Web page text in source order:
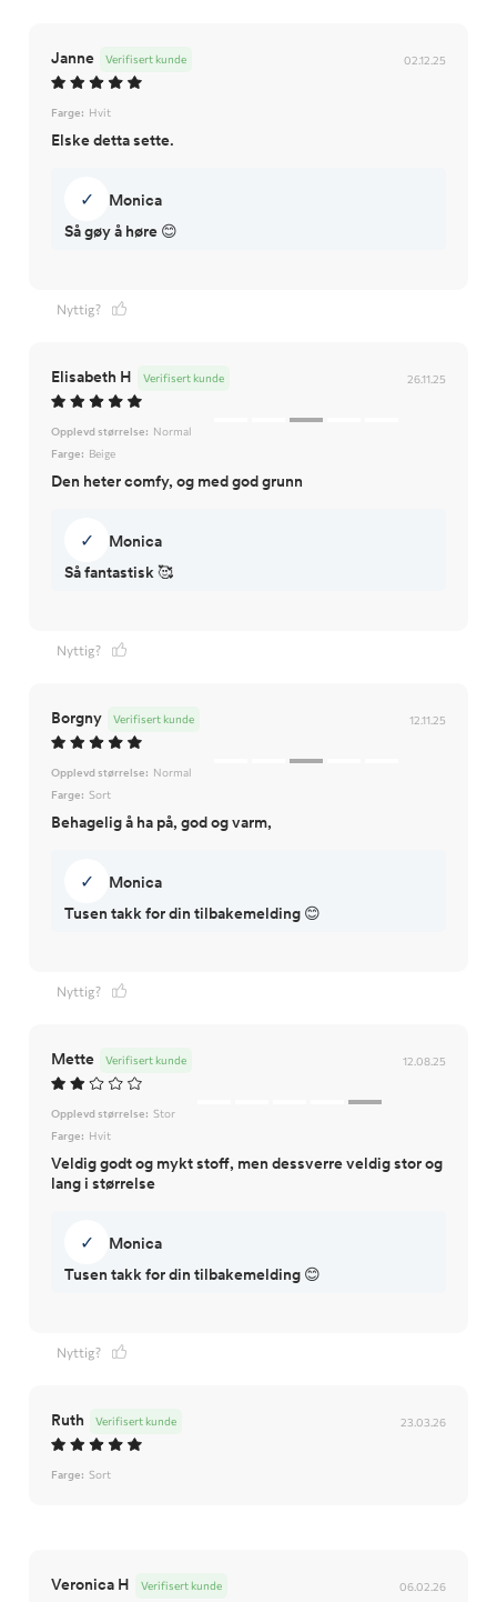
Janne 02.12.25
Verifisert kunde
Farge: Hvit
Elske detta sette.
✓
Monica
Så gøy å høre 😊
Nyttig?
Elisabeth H 26.11.25
Verifisert kunde
Opplevd størrelse: Normal
Farge: Beige
Den heter comfy, og med god grunn
✓
Monica
Så fantastisk 🥰
Nyttig?
Borgny 12.11.25
Verifisert kunde
Opplevd størrelse: Normal
Farge: Sort
Behagelig å ha på, god og varm,
✓
Monica
Tusen takk for din tilbakemelding 😊
Nyttig?
Mette 12.08.25
Verifisert kunde
Opplevd størrelse: Stor
Farge: Hvit
Veldig godt og mykt stoff, men dessverre veldig stor og
lang i størrelse
✓
Monica
Nyttig?
Ruth 23.03.26
Verifisert kunde
Farge: Sort
Veronica H 06.02.26
Verifisert kunde